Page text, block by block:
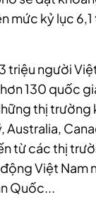
mức kỷ lục
triệu người
130 quốc
thị trường
Australia,
từ các thị
Việt Nam
Quốc...